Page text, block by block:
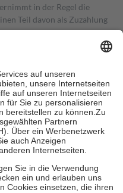
in der Regel die
Teil davon als Zuzahlung
in Höhe von zehn
mehr als die tatsächlichen
für Online-Apotheken.
beträgt die
zehn Euro je
für ihre eigene Gesundheit zu
Familie zu unterstützen,
18. Lebensjahr